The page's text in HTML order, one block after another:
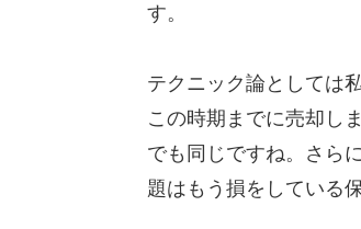
す。
テクニック論としては
この時期までに売却し
でも同じですね。さら
題はもう損をしている